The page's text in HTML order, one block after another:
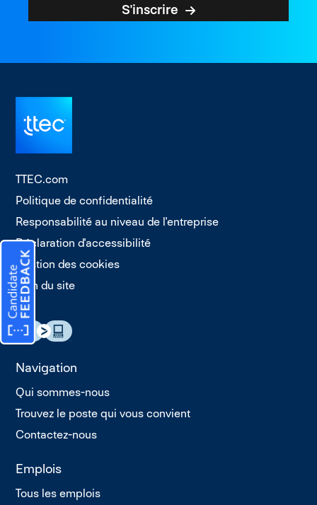
S'inscrire
TTEC.com
Politique de confidentialité
Responsabilité au niveau de l'entreprise
Déclaration d'accessibilité
Gestion des cookies
Plan du site
Navigation
Qui sommes-nous
Trouvez le poste qui vous convient
Contactez-nous
Emplois
Tous les emplois